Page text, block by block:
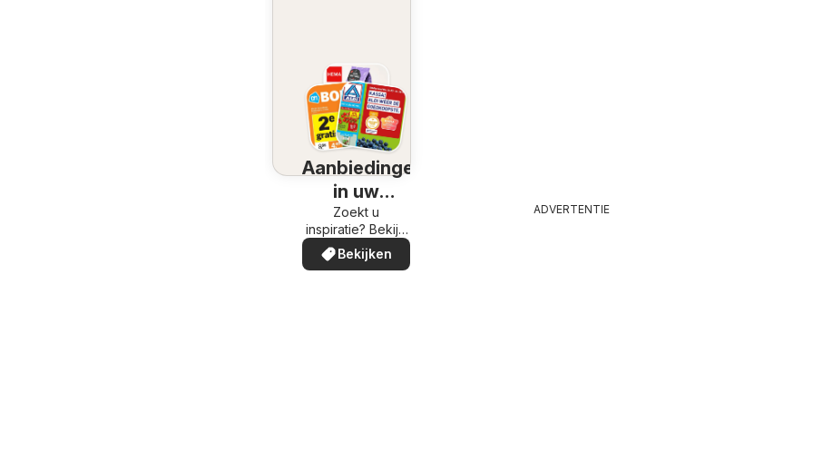
Aanbiedingen
in uw
omgeving
Zoekt u
inspiratie? Bekijk
de aanbiedingen
in uw buurt!
Bekijken
ADVERTENTIE